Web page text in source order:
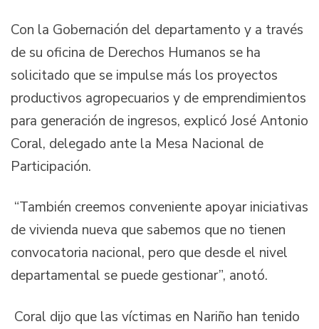
Con la Gobernación del departamento y a través
de su oficina de Derechos Humanos se ha
solicitado que se impulse más los proyectos
productivos agropecuarios y de emprendimientos
para generación de ingresos, explicó José Antonio
Coral, delegado ante la Mesa Nacional de
Participación.
“También creemos conveniente apoyar iniciativas
de vivienda nueva que sabemos que no tienen
convocatoria nacional, pero que desde el nivel
departamental se puede gestionar”, anotó.
Coral dijo que las víctimas en Nariño han tenido